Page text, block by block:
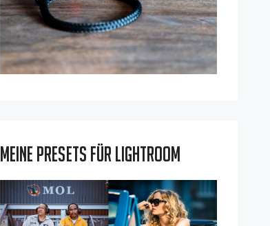
Meine Presets für Lightroom